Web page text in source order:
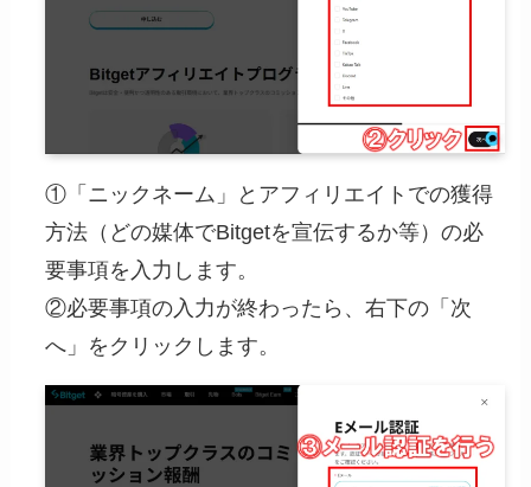
①「ニックネーム」とアフィリエイトでの獲得
方法（どの媒体でBitgetを宣伝するか等）の必
要事項を入力します。
②必要事項の入力が終わったら、右下の「次
へ」をクリックします。